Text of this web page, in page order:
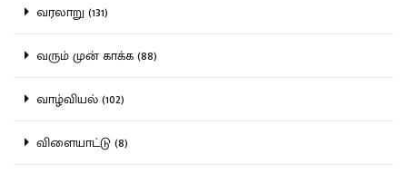
வரலாறு (131)
வரும் முன் காக்க (88)
வாழ்வியல் (102)
விளையாட்டு (8)